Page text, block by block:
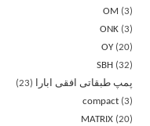
OM
3
ONK 3
OY 20
SBH
32
پمپ طبقاتی افقی ابارا
23
compact 3
MATRIX 20